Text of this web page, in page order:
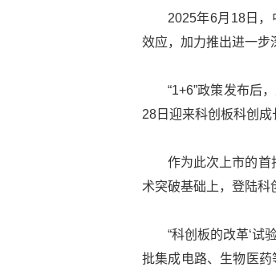
2025年6月18日
效应，加力推出进一步
“1+6”政策发布后
28日迎来科创板科创成
作为此次上市的首
术突破基础上，登陆科
“科创板的改革‘试
批集成电路、生物医